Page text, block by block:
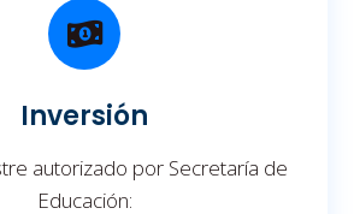
Inversión
autorizado por Secretaría de
Educación: